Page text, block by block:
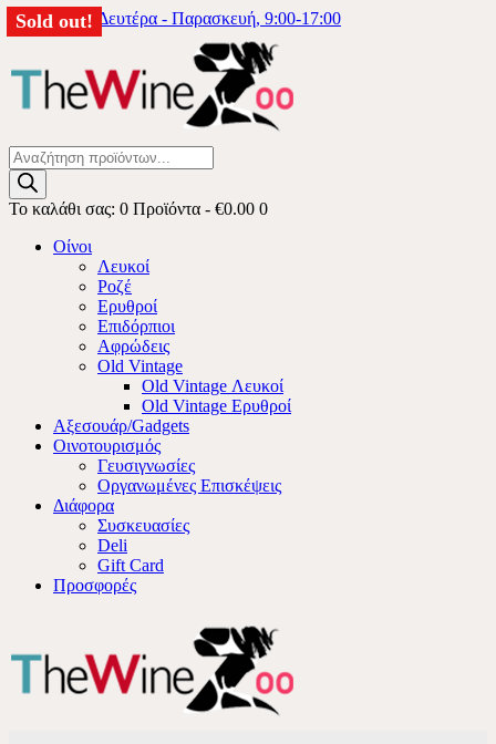
6976333740 Δευτέρα - Παρασκευή, 9:00-17:00
Products
search
Το καλάθι σας: 0 Προϊόντα - €0.00 0
Οίνοι
Λευκοί
Ροζέ
Ερυθροί
Επιδόρπιοι
Αφρώδεις
Old Vintage
Old Vintage Λευκοί
Old Vintage Ερυθροί
Αξεσουάρ/Gadgets
Οινοτουρισμός
Γευσιγνωσίες
Οργανωμένες Επισκέψεις
Διάφορα
Συσκευασίες
Deli
Gift Card
Προσφορές
Sold out!
Sold out!